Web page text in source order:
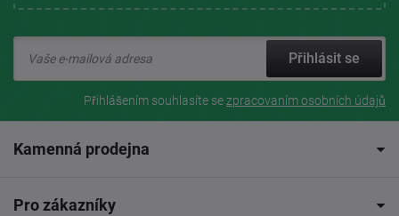
Přihlásit se
Přihlášením souhlasíte sezpracovaním osobních údajů
Kamenná prodejna
Pro zákazníky